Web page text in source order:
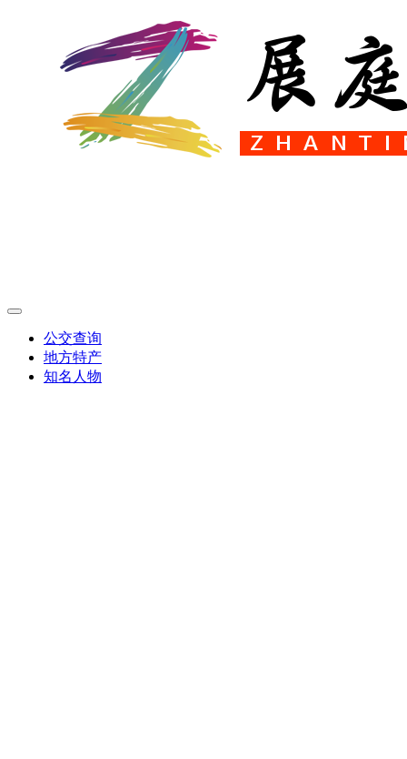
公交查询
地方特产
知名人物